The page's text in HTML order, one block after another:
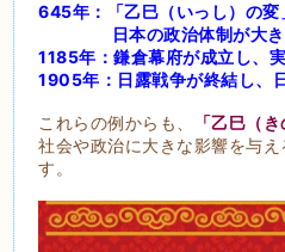
645年：「乙巳（いっし）の変
日本の政治体制が大き
1185年：鎌倉幕府が成立し、
1905年：日露戦争が終結し、
これらの例からも、 「乙巳（
社会や政治に大きな影響を与
す。